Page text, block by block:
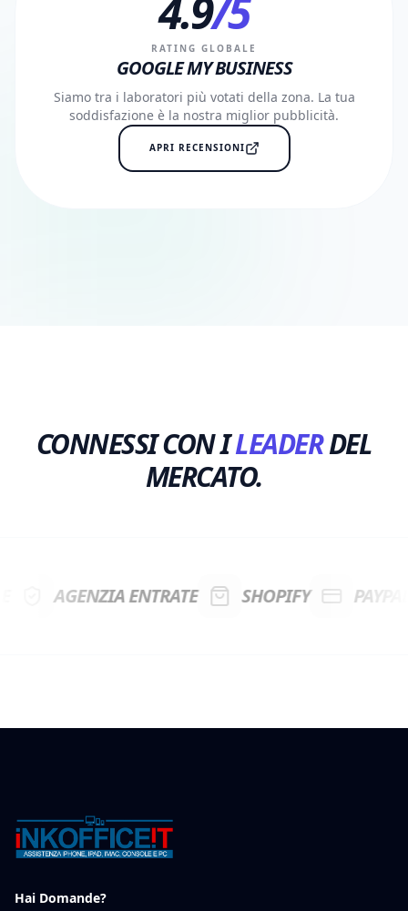
4.9/5
RATING GLOBALE
GOOGLE MY BUSINESS
Siamo tra i laboratori più votati della zona. La tua
soddisfazione è la nostra miglior pubblicità.
APRI RECENSIONI
CONNESSI CON ILEADERDEL
MERCATO.
ENTRATE SHOPIFY PAYPAL
Hai Domande?